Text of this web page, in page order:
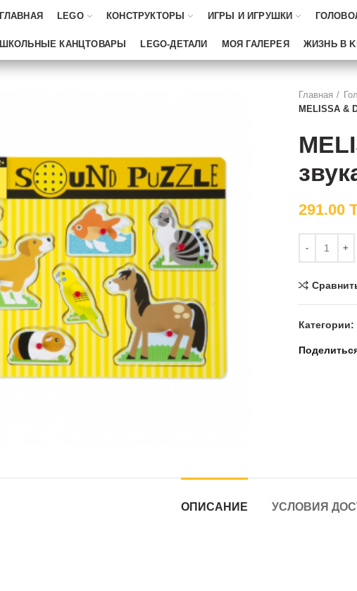
ГЛАВНАЯ LEGO КОНСТРУКТОРЫ ИГРЫ И ИГРУШКИ
ШКОЛЬНЫЕ КАНЦТОВАРЫ LEGO-ДЕТАЛИ МОЯ ГАЛЕРЕЯ ЖИЗНЬ В
Главная
MELISSA &
291.00
Категории:
ОПИСАНИЕ УСЛОВИЯ